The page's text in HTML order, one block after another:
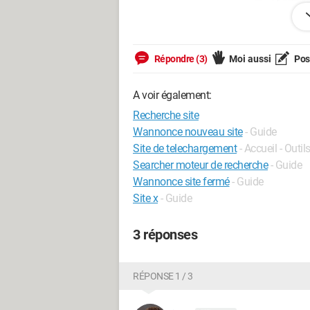
Je suis tombé récemment sur un site
préférence qui vendraient ce genre de
Répondre (3) Moi aussi
A voir également:
Recherche site
Wannonce nouveau site- Guide
Site de telechargement - Accueil - Outils
Searcher moteur de recherche - Guide
Wannonce site fermé- Guide
Site x - Guide
3 réponses
RÉPONSE 1 / 3